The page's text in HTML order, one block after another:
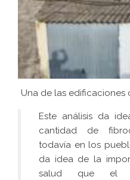
Una de las edificaciones
Este análisis da
cantidad de
todavía en los
da idea de la
salud que el